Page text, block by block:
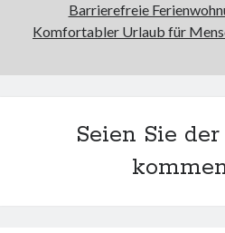
Barrierefreie
Komfortabler Urlaub für
Seien Sie